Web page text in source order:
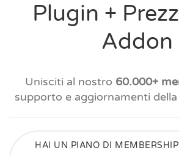
Plugin +
Addon
Unisciti al nostro 60.000+
supporto e aggiornamenti
HAI UN PIANO DI